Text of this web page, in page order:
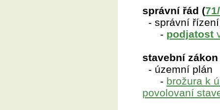
správní řád (
- správní řízení
- podjatost
stavební zákon
- územní plán
- brožura k
povolovaní